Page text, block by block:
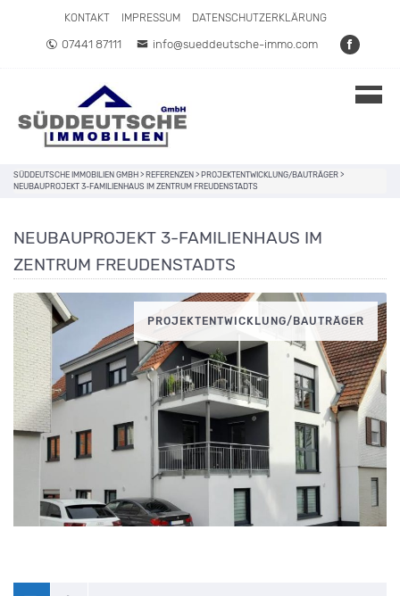
Direkt zum Inhalt springen
KONTAKT IMPRESSUM DATENSCHUTZERKLÄRUNG
07441 87111 info@sueddeutsche-immo.com
SÜDDEUTSCHE IMMOBILIEN GMBH > REFERENZEN > PROJEKTENTWICKLUNG/BAUTRÄGER >
NEUBAUPROJEKT 3-FAMILIENHAUS IM ZENTRUM FREUDENSTADTS
NEUBAUPROJEKT 3-FAMILIENHAUS IM
ZENTRUM FREUDENSTADTS
PROJEKTENTWICKLUNG/BAUTRÄGER